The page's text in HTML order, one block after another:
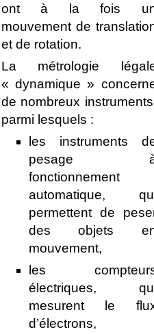
ont à la fois
mouvement de
et de rotation.
La métrologie
« dynamique »
de nombreux
parmi lesquels :
les instruments
pesage
fonctionnement
automatique,
permettent de
des objets
mouvement,
les
électriques,
mesurent le
d’électrons,